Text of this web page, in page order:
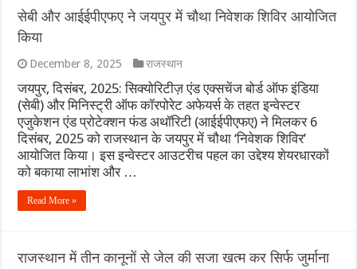
सेबी और आईईपीएफए ने जयपुर में चौथा निवेशक शिविर आयोजित
किया
December 8, 2025 राजस्थान
जयपुर, दिसंबर, 2025: सिक्योरिटीज़ एंड एक्सचेंज बोर्ड ऑफ इंडिया
(सेबी) और मिनिस्ट्री ऑफ कॉरपोरेट अफेयर्स के तहत इन्वेस्टर
एजुकेशन एंड प्रोटेक्शन फंड अथॉरिटी (आईईपीएफए) ने मिलकर 6
दिसंबर, 2025 को राजस्थान के जयपुर में चौथा ‘निवेशक शिविर’
आयोजित किया। इस इन्वेस्टर आउटरीच पहल का उद्देश्य शेयरधारकों
को बकाया लाभांश और …
Read More »
राजस्थान में तीन कानूनों से जेल की सजा खत्म कर सिर्फ जुर्माना